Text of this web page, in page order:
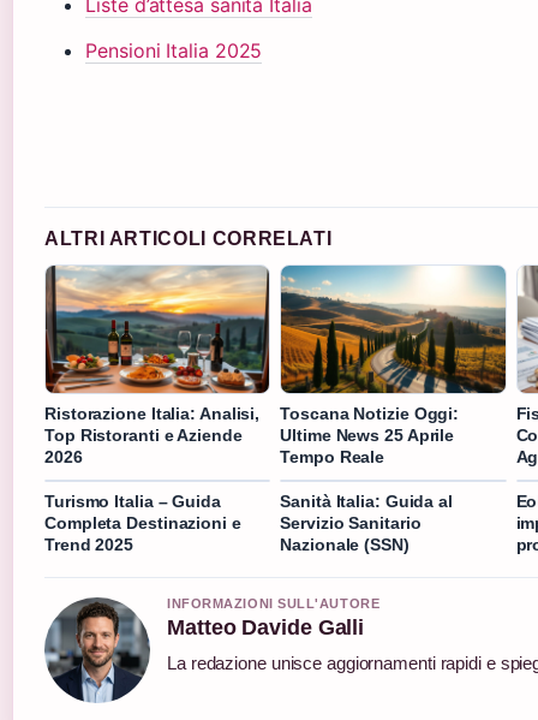
Pensioni Italia 2025
ALTRI ARTICOLI CORRELATI
Ristorazione Italia: Analisi,
Top Ristoranti e Aziende
2026
Toscana Notizie Oggi:
Ultime News 25 Aprile
Tempo Reale
Turismo Italia – Guida
Completa Destinazioni e
Trend 2025
Sanità Italia: Guida al
Servizio Sanitario
Nazionale (SSN)
INFORMAZIONI SULL'AUTORE
Matteo Davide Galli
La redazione unisce aggiornamenti rapidi e